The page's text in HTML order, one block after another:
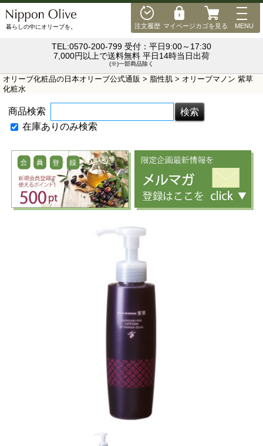
注文履歴 マイページカゴを見る
MENU
MENU
暮らしの中にオリーブを。
TEL:0570-200-799 受付：平日9:00～17:30
7,000円以上で送料無料 平日14時当日出荷
(※)一部商品除く
オリーブ化粧品の日本オリーブ公式通販 > 脂性肌 > オリーブマノン 紫草
化粧水
商品検索
在庫ありのみ検索